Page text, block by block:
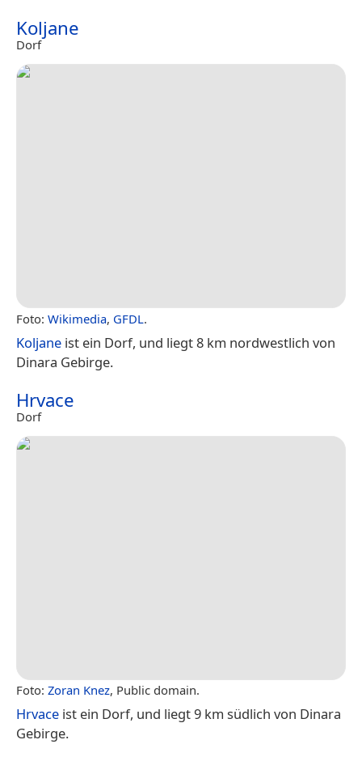
Koljane
Dorf
Foto: Wikimedia, GFDL.
Koljane ist ein Dorf, und liegt 8 km nordwestlich von
Dinara Gebirge.
Hrvace
Dorf
Foto: Zoran Knez, Public domain.
Hrvace ist ein Dorf, und liegt 9 km südlich von Dinara
Gebirge.